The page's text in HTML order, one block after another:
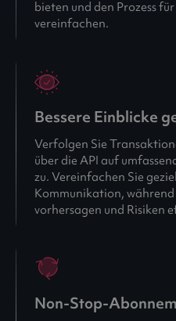
bieten und den Prozess
vereinfachen.
Bessere Einblicke
Verfolgen Sie
über die API auf
zu. Vereinfachen Sie
Kommunikation,
vorhersagen und Risiken
Non-Stop-